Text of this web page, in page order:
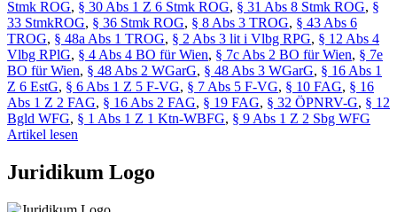
Stmk ROG, § 30 Abs 1 Z 6 Stmk ROG, § 31 Abs 8 Stmk ROG, §
33 StmkROG, § 36 Stmk ROG, § 8 Abs 3 TROG, § 43 Abs 6
TROG, § 48a Abs 1 TROG, § 2 Abs 3 lit i Vlbg RPG, § 12 Abs 4
Vlbg RPlG, § 4 Abs 4 BO für Wien, § 7c Abs 2 BO für Wien, § 7e
BO für Wien, § 48 Abs 2 WGarG, § 48 Abs 3 WGarG, § 16 Abs 1
Z 6 EstG, § 6 Abs 1 Z 5 F-VG, § 7 Abs 5 F-VG, § 10 FAG, § 16
Abs 1 Z 2 FAG, § 16 Abs 2 FAG, § 19 FAG, § 32 ÖPNRV-G, § 12
Bgld WFG, § 1 Abs 1 Z 1 Ktn-WBFG, § 9 Abs 1 Z 2 Sbg WFG
Artikel lesen
Juridikum Logo